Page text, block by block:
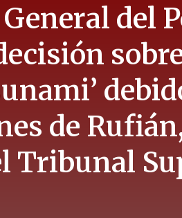
del
de
Tribunal